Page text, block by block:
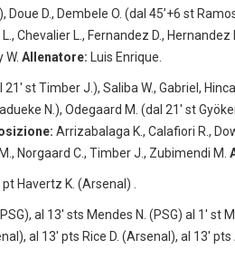
Doue D., Dembele O. (dal 45’+6 st
Chevalier L., Fernandez D.,
W. Allenatore: Luis Enrique.
st Timber J.), Saliba W., Gabriel,
N.), Odegaard M. (dal 21′ st
Arrizabalaga K., Calafiori R.,
Norgaard C., Timber J., Zubimendi M.
pt Havertz K. (Arsenal) .
al 13′ sts Mendes N. (PSG) al 1′ st
al 13′ pts Rice D. (Arsenal), al 13′